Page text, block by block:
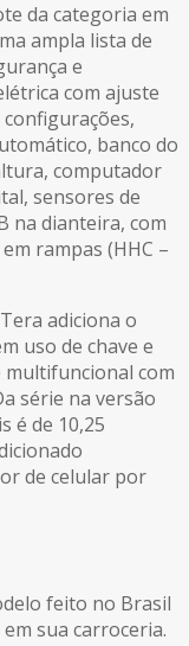
da categoria em
ampla lista de
e
com ajuste
banco do
computador
sensores de
na dianteira, com
rampas (HHC –
adiciona o
uso de chave e
com
série na versão
é de 10,25
de celular por
feito no Brasil
sua carroceria.